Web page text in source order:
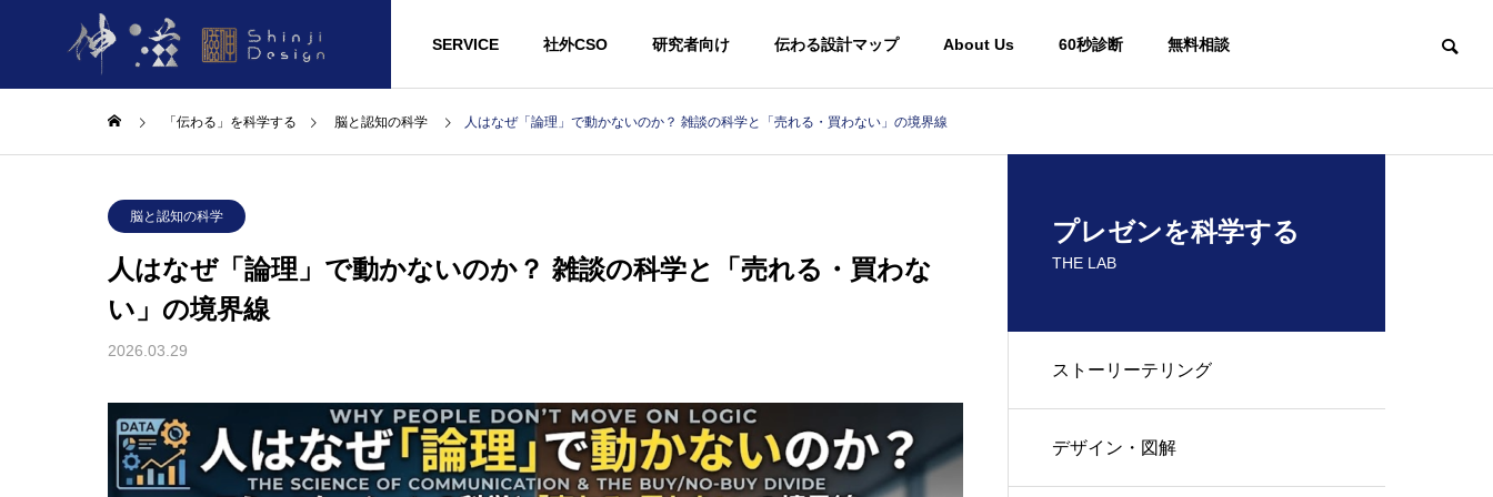
HOME SERVICE 社外CSO 研究者向け 伝わる設計マップ About Us 60秒診断 無料相談
「伝わる」を科学する 脳と認知の科学 人はなぜ「論理」で動かないのか？ 雑談の科学と「売れる・買わない」の境界線
脳と認知の科学
人はなぜ「論理」で動かないのか？ 雑談の科学と「売れる・買わな
い」の境界線
2026.03.29
プレゼンを科学する
THE LAB
ストーリーテリング
デザイン・図解